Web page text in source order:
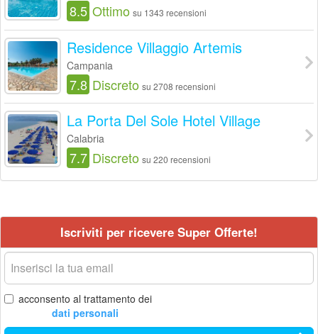
8.5 Ottimo su 1343 recensioni
Residence Villaggio Artemis
Campania
7.8 Discreto su 2708 recensioni
La Porta Del Sole Hotel Village
Calabria
7.7 Discreto su 220 recensioni
Iscriviti per ricevere Super Offerte!
La
tua
email
acconsento al trattamento dei
dati personali